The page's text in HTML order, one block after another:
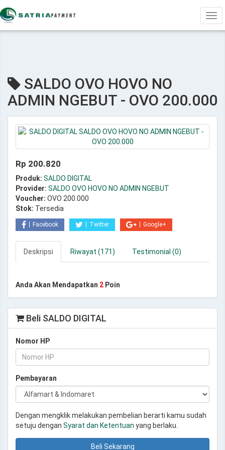
SALDO OVO HOVO NO
ADMIN NGEBUT - OVO 200.000
Rp 200.820
Produk: SALDO DIGITAL
Provider: SALDO OVO HOVO NO ADMIN NGEBUT
Voucher: OVO 200.000
Stok: Tersedia
Facebook Twitter Google+
Deskripsi Riwayat (171) Testimonial (0)
Anda Akan Mendapatkan 2 Poin
Beli SALDO DIGITAL
Nomor HP
Pembayaran
Dengan mengklik melakukan pembelian berarti kamu sudah
setuju dengan Syarat dan Ketentuan yang berlaku.
Beli Sekarang